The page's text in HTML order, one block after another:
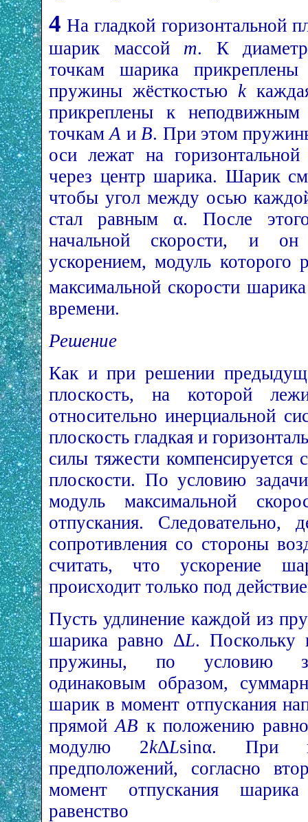
4 На гладкой горизонтальной
шарик массой m. К
точкам шарика
пружины жёсткостью k
прикреплены к неподвижным
точкамА иВ. При этом
оси лежат на
через центр шарика. Шарик
чтобы угол между осью
стал равным α. После
начальной скорости, и он
ускорением, модуль которого
максимальной скорости
времени.
Решение
Как и при решении
плоскость, на которой
относительно инерциальной
плоскость гладкая и
силы тяжести компенсируется
плоскости. По условию
модуль максимальной
отпускания.
сопротивления со стороны
считать, что ускорение
происходит только под
Пусть удлинение каждой из
шарика равно ΔL. Поскольку
пружины, по условию
одинаковым образом,
шарик в момент отпускания
прямойАВ к положению
модулю 2kΔLsinα. При
предположений, согласно
момент отпускания
равенство